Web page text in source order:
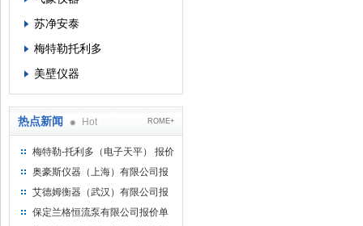
苏净安泰
梅特勒托利多
美壁仪器
热点新闻 Hot ROME+
梅特勒-托利多（电子天平） 报价
单
奥豪斯仪器（上海）有限公司报
价单
艾德姆衡器（武汉）有限公司报
价单
保定兰格恒流泵有限公司报价单